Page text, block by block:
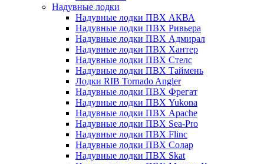
Надувные лодки
Надувные лодки ПВХ АКВА
Надувные лодки ПВХ Ривьера
Надувные лодки ПВХ Адмирал
Надувные лодки ПВХ Хантер
Надувные лодки ПВХ Стелс
Надувные лодки ПВХ Таймень
Лодки RIB Tornado Angler
Надувные лодки ПВХ Фрегат
Надувные лодки ПВХ Yukona
Надувные лодки ПВХ Apache
Надувные лодки ПВХ Sea-Pro
Надувные лодки ПВХ Flinc
Надувные лодки ПВХ Солар
Надувные лодки ПВХ Skat